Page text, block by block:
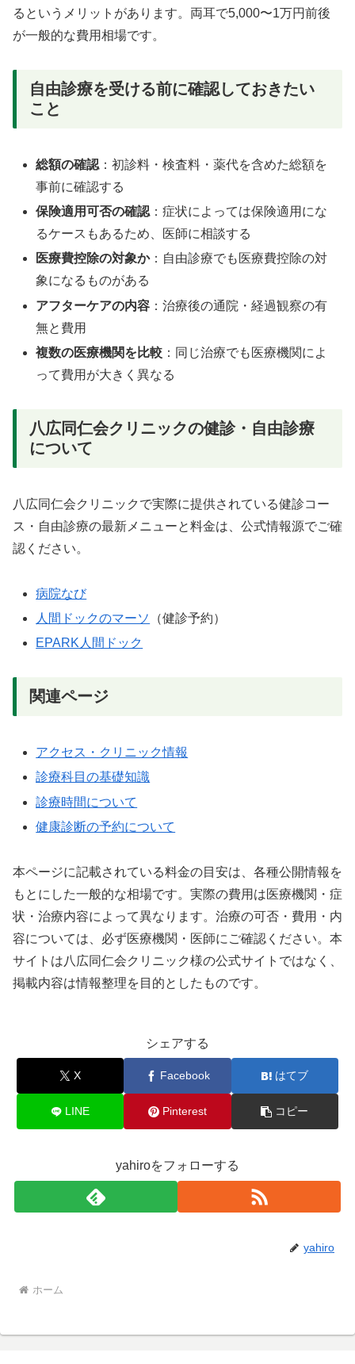
るというメリットがあります。両耳で5,000〜1万円前後
が一般的な費用相場です。
自由診療を受ける前に確認しておきたい
こと
総額の確認 ：初診料・検査料・薬代を含めた総額を
事前に確認する
保険適用可否の確認 ：症状によっては保険適用にな
るケースもあるため、医師に相談する
医療費控除の対象か：自由診療でも医療費控除の対
象になるものがある
アフターケアの内容 ：治療後の通院・経過観察の有
無と費用
複数の医療機関を比較 ：同じ治療でも医療機関によ
って費用が大きく異なる
八広同仁会クリニックの健診・自由診療
について
八広同仁会クリニックで実際に提供されている健診コー
ス・自由診療の最新メニューと料金は、公式情報源でご確
認ください。
病院なび
人間ドックのマーソ
（健診予約）
EPARK人間ドック
関連ページ
アクセス・クリニック情報
診療科目の基礎知識
診療時間について
健康診断の予約について
本ページに記載されている料金の目安は、各種公開情報を
もとにした一般的な相場です。実際の費用は医療機関・症
状・治療内容によって異なります。治療の可否・費用・内
容については、必ず医療機関・医師にご確認ください。本
サイトは八広同仁会クリニック様の公式サイトではなく、
掲載内容は情報整理を目的としたものです。
シェアする
X Facebook はてブ
LINE Pinterest コピー
yahiroをフォローする
yahiro
ホーム